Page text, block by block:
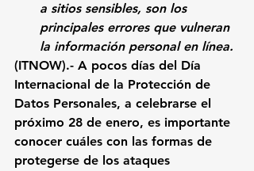
a sitios sensibles, son los
principales errores que vulneran
la información personal en línea.
(ITNOW).- A pocos días del Día
Internacional de la Protección de
Datos Personales, a celebrarse el
próximo 28 de enero, es importante
conocer cuáles con las formas de
protegerse de los ataques